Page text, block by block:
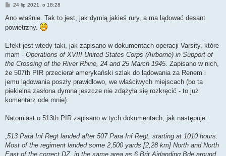
P
s
24 lip 2021, o 18:28
Ano właśnie. Tak to jest, jak dymią jakieś rury, a ma lądować desant
powietrzny.
Efekt jest wtedy taki, jak zapisano w dokumentach operacji Varsity, które
mam - Operations of XVIII United States Corps (Airborne) in Support of
the Crossing of the River Rhine, 24 and 25 March 1945. Zapisano w nich,
że 507th PIR przecierał amerykański szlak do lądowania za Renem i
jemu lądowania poszły prawidłowo, we właściwych miejscach (bo ta
piekielna zasłona dymna jeszcze nie zdążyła się rozkręcić - to już
komentarz ode mnie).
Natomiast o 513th PIR zapisano w tych dokumentach, jak następuje:
513 Para Inf Regt landed after 507 Para Inf Regt, starting at 1010 hours.
Most of the regiment landed some 2,500 yards [2,28 km] North and North
East of the correct DZ, in the same area as 6 Brit Airlanding Bde around